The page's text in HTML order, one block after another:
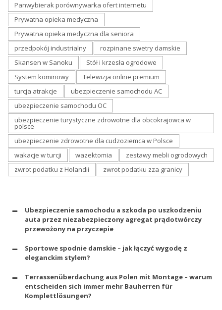
Panwybierak porównywarka ofert internetu
Prywatna opieka medyczna
Prywatna opieka medyczna dla seniora
przedpokój industrialny
rozpinane swetry damskie
Skansen w Sanoku
Stół i krzesła ogrodowe
System kominowy
Telewizja online premium
turcja atrakcje
ubezpieczenie samochodu AC
ubezpieczenie samochodu OC
ubezpieczenie turystyczne zdrowotne dla obcokrajowca w
polsce
ubezpieczenie zdrowotne dla cudzoziemca w Polsce
wakacje w turcji
wazektomia
zestawy mebli ogrodowych
zwrot podatku z Holandii
zwrot podatku zza granicy
Ubezpieczenie samochodu a szkoda po uszkodzeniu
auta przez niezabezpieczony agregat prądotwórczy
przewożony na przyczepie
Sportowe spodnie damskie – jak łączyć wygodę z
eleganckim stylem?
Terrassenüberdachung aus Polen mit Montage – warum
entscheiden sich immer mehr Bauherren für
Komplettlösungen?